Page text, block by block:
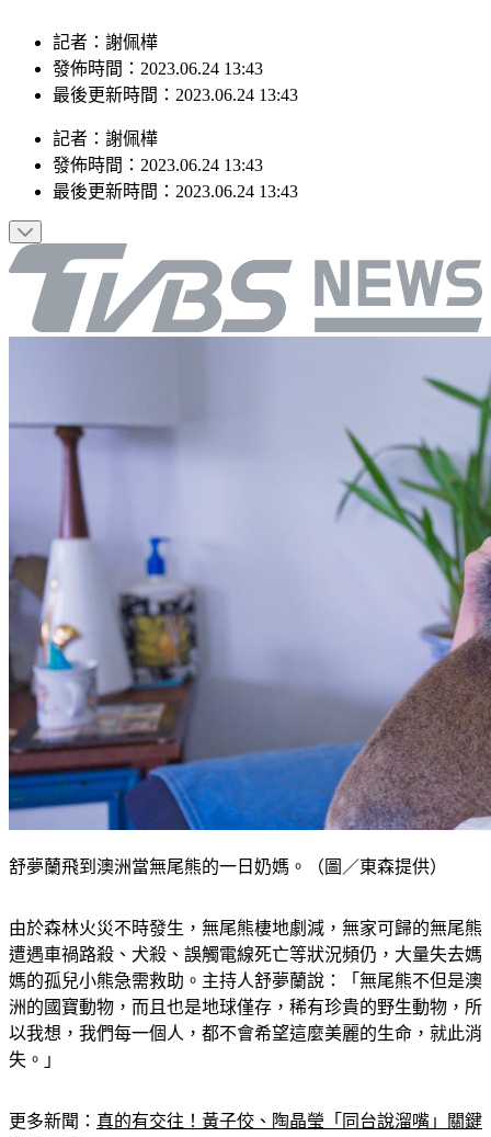
記者：謝佩樺
發佈時間：2023.06.24 13:43
最後更新時間：2023.06.24 13:43
記者 ： 謝佩樺
發佈時間： 2023.06.24 13:43
最後更新時間： 2023.06.24 13:43
舒夢蘭飛到澳洲當無尾熊的一日奶媽。（圖／東森提供）
由於森林火災不時發生，無尾熊棲地劇減，無家可歸的無尾熊
遭遇車禍路殺、犬殺、誤觸電線死亡等狀況頻仍，大量失去媽
媽的孤兒小熊急需救助。主持人舒夢蘭說：「無尾熊不但是澳
洲的國寶動物，而且也是地球僅存，稀有珍貴的野生動物，所
以我想，我們每一個人，都不會希望這麼美麗的生命，就此消
失。」
更多新聞： 真的有交往！黃子佼、陶晶瑩「同台說溜嘴」關鍵